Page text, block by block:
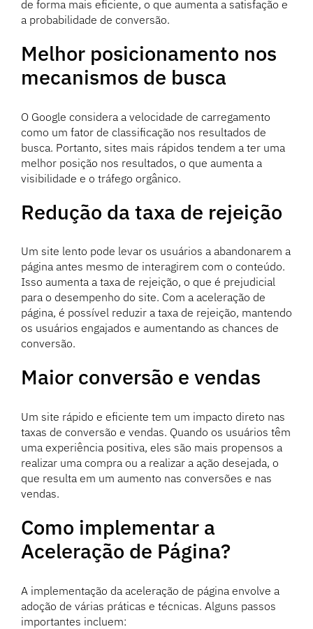
de forma mais eficiente, o que aumenta a satisfação e
a probabilidade de conversão.
Melhor posicionamento nos
mecanismos de busca
O Google considera a velocidade de carregamento
como um fator de classificação nos resultados de
busca. Portanto, sites mais rápidos tendem a ter uma
melhor posição nos resultados, o que aumenta a
visibilidade e o tráfego orgânico.
Redução da taxa de rejeição
Um site lento pode levar os usuários a abandonarem a
página antes mesmo de interagirem com o conteúdo.
Isso aumenta a taxa de rejeição, o que é prejudicial
para o desempenho do site. Com a aceleração de
página, é possível reduzir a taxa de rejeição, mantendo
os usuários engajados e aumentando as chances de
conversão.
Maior conversão e vendas
Um site rápido e eficiente tem um impacto direto nas
taxas de conversão e vendas. Quando os usuários têm
uma experiência positiva, eles são mais propensos a
realizar uma compra ou a realizar a ação desejada, o
que resulta em um aumento nas conversões e nas
vendas.
Como implementar a
Aceleração de Página?
A implementação da aceleração de página envolve a
adoção de várias práticas e técnicas. Alguns passos
importantes incluem: